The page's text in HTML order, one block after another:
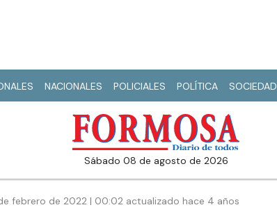
NACIONALES POLICIALES POLÍTICA SOCIEDAD
sábado 08 de agosto de 2026
de febrero de 2022 | 00:02 actualizado hace 4 años